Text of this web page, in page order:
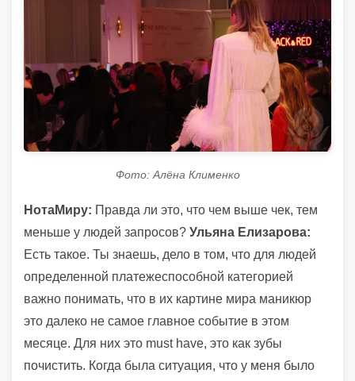
Фото: Алёна Клименко
НотаМиру: Правда ли это, что чем выше чек, тем
меньше у людей запросов? Ульяна Елизарова:
Есть такое. Ты знаешь, дело в том, что для людей
определенной платежеспособной категорией
важно понимать, что в их картине мира маникюр
это далеко не самое главное событие в этом
месяце. Для них это must have, это как зубы
почистить. Когда была ситуация, что у меня было